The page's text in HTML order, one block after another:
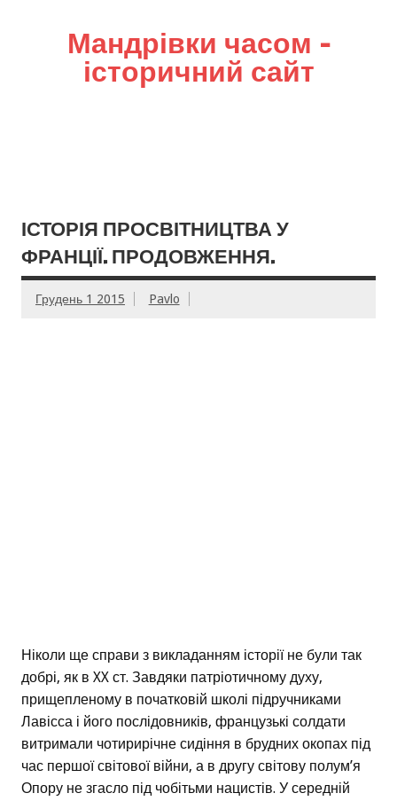
Мандрівки часом –
історичний сайт
ІСТОРІЯ ПРОСВІТНИЦТВА У
ФРАНЦІЇ. ПРОДОВЖЕННЯ.
Грудень 1 2015 Pavlo
Ніколи ще справи з викладанням історії не були так
добрі, як в XX ст. Завдяки патріотичному духу,
прищепленому в початковій школі підручниками
Лавісса і його послідовників, французькі солдати
витримали чотирирічне сидіння в брудних окопах під
час першої світової війни, а в другу світову полум’я
Опору не згасло під чобітьми нацистів. У середній